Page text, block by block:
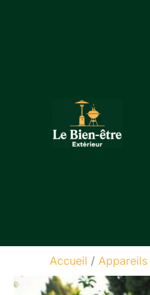
Accueil